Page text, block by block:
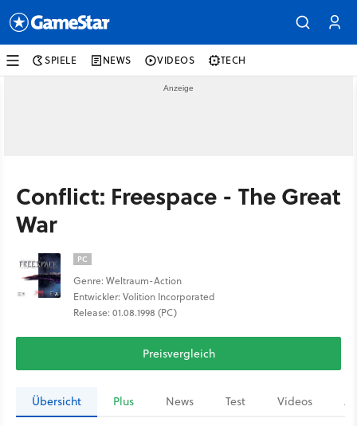
SPIELE NEWS VIDEOS TECH
Conflict: Freespace - The Great
War
PC
Genre: Weltraum-Action
Entwickler: Volition Incorporated
Release: 01.08.1998 (PC)
Preisvergleich
Übersicht Plus News Test Videos